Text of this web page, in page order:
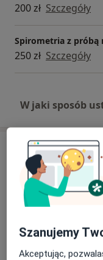
200 zł Szczegóły
Spirometria z próbą
250 zł Szczegóły
W jaki sposób
Adresy (3)
Adres 1
Kujawsko
Seminaryjna
Szanujemy
Akceptując,